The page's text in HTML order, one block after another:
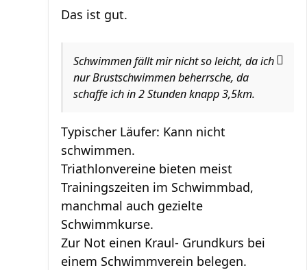
Das ist gut.
Schwimmen fällt mir nicht so leicht, da ich
nur Brustschwimmen beherrsche, da
schaffe ich in 2 Stunden knapp 3,5km.
Typischer Läufer: Kann nicht
schwimmen.
Triathlonvereine bieten meist
Trainingszeiten im Schwimmbad,
manchmal auch gezielte
Schwimmkurse.
Zur Not einen Kraul- Grundkurs bei
einem Schwimmverein belegen.